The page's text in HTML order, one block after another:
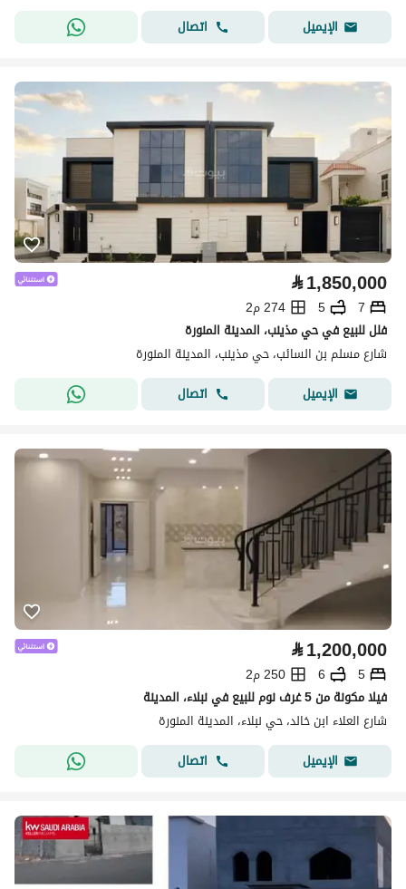
الإيميل
اتصال
⃁1,850,000
7
5
274 م2
فلل للبيع في حي مذينب، المدينة المنورة
شارع مسلم بن السائب، حي مذينب، المدينة المنورة
الإيميل
اتصال
⃁1,200,000
5
6
250 م2
فيلا مكونة من 5 غرف نوم للبيع في نبلاء، المدينة
شارع العلاء ابن خالد، حي نبلاء، المدينة المنورة
الإيميل
اتصال